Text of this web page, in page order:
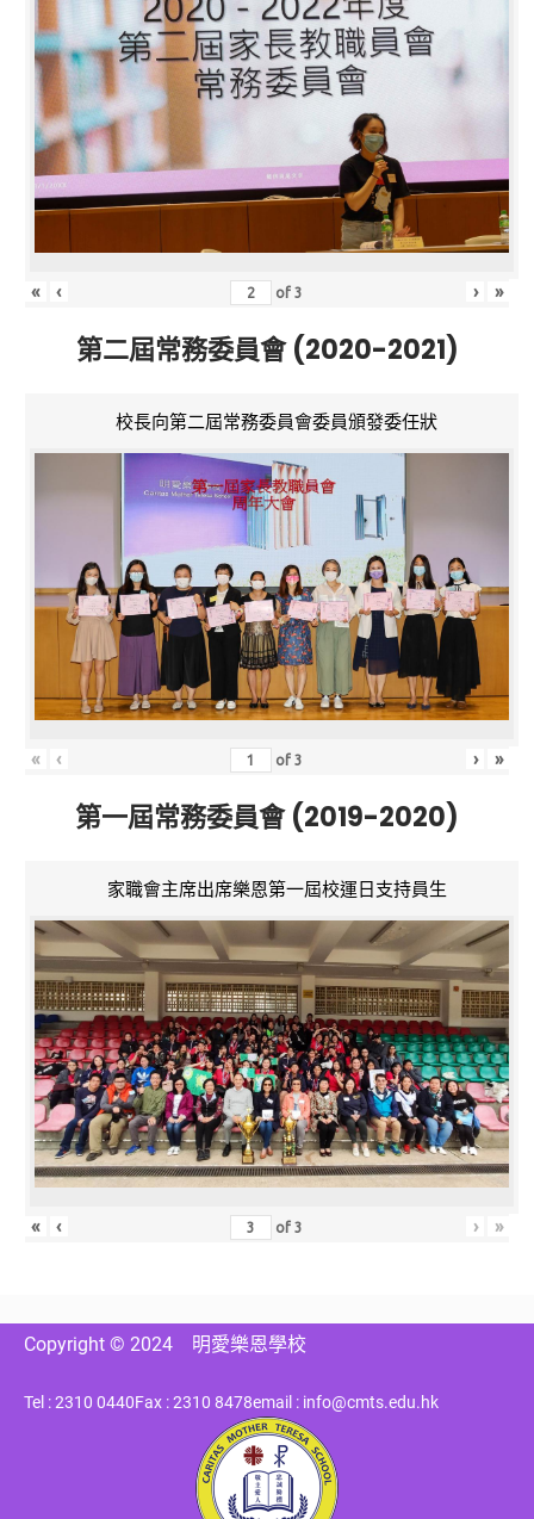
« ‹ of3 › »
第二屆常務委員會 (2020-2021)
校長向第二屆常務委員會委員頒發委任狀
« ‹ of3 › »
第一屆常務委員會 (2019-2020)
家職會主席出席樂恩第一屆校運日支持員生
« ‹ of3 › »
Copyright © 2024 明愛樂恩學校
Tel : 2310 0440Fax : 2310 8478email : info@cmts.edu.hk